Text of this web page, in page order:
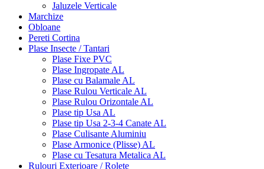
Jaluzele Verticale
Marchize
Obloane
Pereti Cortina
Plase Insecte / Tantari
Plase Fixe PVC
Plase Ingropate AL
Plase cu Balamale AL
Plase Rulou Verticale AL
Plase Rulou Orizontale AL
Plase tip Usa AL
Plase tip Usa 2-3-4 Canate AL
Plase Culisante Aluminiu
Plase Armonice (Plisse) AL
Plase cu Tesatura Metalica AL
Rulouri Exterioare / Rolete